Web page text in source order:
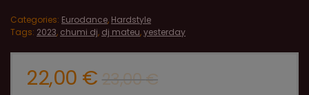
Categories: Eurodance, Hardstyle
Tags: 2023, chumi dj, dj mateu,yesterday
23,00€El
22,00 € El